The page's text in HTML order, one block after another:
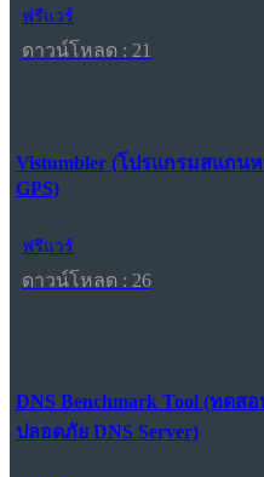
ฟรีแวร์
ดาวน์โหลด : 21
Vistumbler (โปรแกรมสแกน
GPS)
ฟรีแวร์
ดาวน์โหลด : 26
DNS Benchmark Tool (ทดส
ปลอดภัย DNS Server)